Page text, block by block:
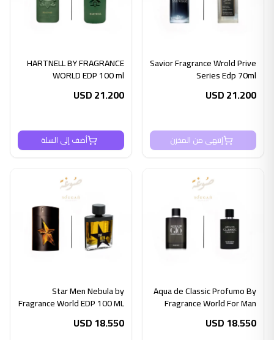
Savior Fragrance Wrold Prive
Series Edp 70ml
USD21.200
إنتهى من المخزن
HARTNELL BY FRAGRANCE
WORLD EDP 100 ml
USD21.200
أضف إلى السلة
Aqua de Classic Profumo By
Fragrance World For Man
USD 18.550
Star Men Nebula by
Fragrance World EDP 100 ML
USD 18.550